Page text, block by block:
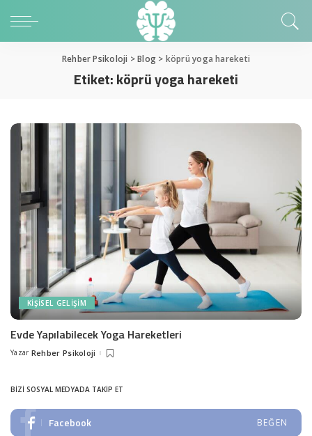
Rehber Psikoloji >Blog > köprü yoga hareketi
Etiket:köprü yoga hareketi
KIŞISEL GELIŞIM
Evde Yapılabilecek Yoga Hareketleri
Posted
Yazar Rehber Psikoloji
BIZI SOSYAL MEDYADA TAKIP ET
Facebook BEĞEN